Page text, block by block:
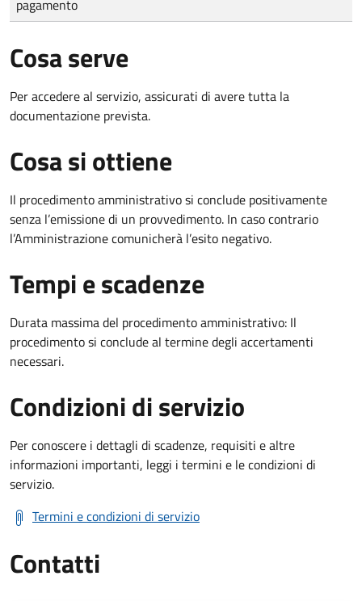
pagamento
Cosa serve
Per accedere al servizio, assicurati di avere tutta la
documentazione prevista.
Cosa si ottiene
Il procedimento amministrativo si conclude positivamente
senza l’emissione di un provvedimento. In caso contrario
l’Amministrazione comunicherà l’esito negativo.
Tempi e scadenze
Durata massima del procedimento amministrativo: Il
procedimento si conclude al termine degli accertamenti
necessari.
Condizioni di servizio
Per conoscere i dettagli di scadenze, requisiti e altre
informazioni importanti, leggi i termini e le condizioni di
servizio.
Termini e condizioni di servizio
Contatti